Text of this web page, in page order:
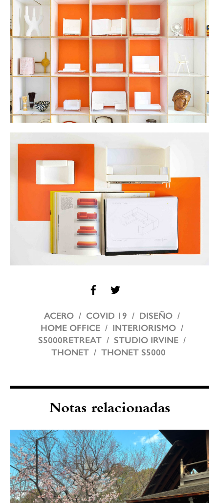
ACERO COVID 19
DISEÑO
HOME OFFICE
INTERIORISMO
S5000RETREAT
STUDIO IRVINE
THONET
THONET S5000
Notas relacionadas